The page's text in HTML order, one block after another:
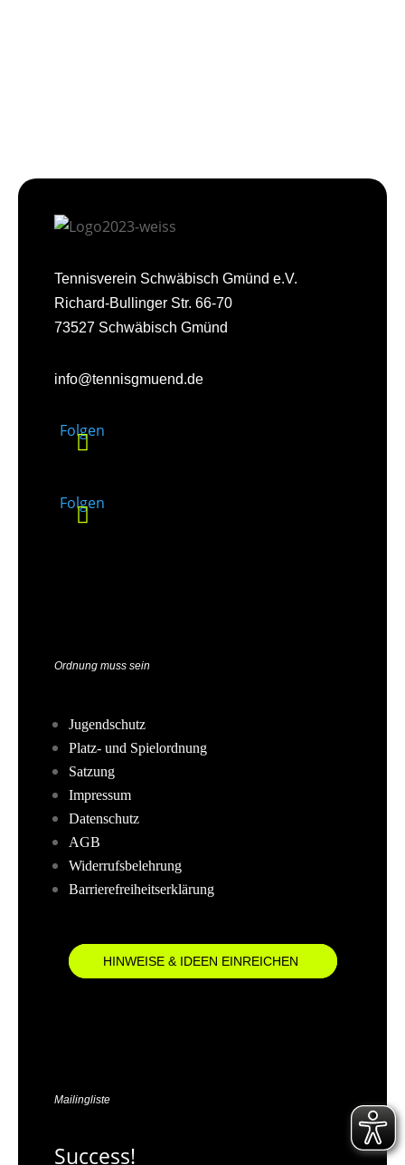
Tennisverein Schwäbisch Gmünd e.V.
Richard-Bullinger Str. 66-70
73527 Schwäbisch Gmünd
info@tennisgmuend.de
Folgen
Folgen
Ordnung muss sein
Jugendschutz
Platz- und Spielordnung
Satzung
Impressum
Datenschutz
AGB
Widerrufsbelehrung
Barrierefreiheitserklärung
HINWEISE & IDEEN EINREICHEN
Mailingliste
Success!